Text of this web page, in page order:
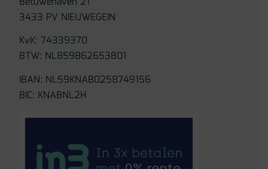
3433 PV NIEUWEGEIN
KvK: 74339370
BTW: NL859862653B01
IBAN: NL59KNAB0258749156
BIC: KNABNL2H